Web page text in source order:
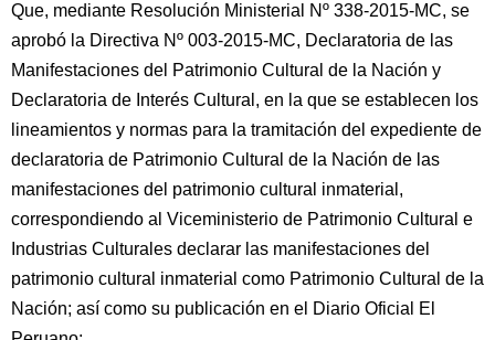
Que, mediante Resolución Ministerial Nº 338-2015-MC, se
aprobó la Directiva Nº 003-2015-MC, Declaratoria de las
Manifestaciones del Patrimonio Cultural de la Nación y
Declaratoria de Interés Cultural, en la que se establecen los
lineamientos y normas para la tramitación del expediente de
declaratoria de Patrimonio Cultural de la Nación de las
manifestaciones del patrimonio cultural inmaterial,
correspondiendo al Viceministerio de Patrimonio Cultural e
Industrias Culturales declarar las manifestaciones del
patrimonio cultural inmaterial como Patrimonio Cultural de la
Nación; así como su publicación en el Diario Oficial El